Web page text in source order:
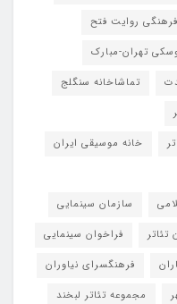
فرهنگی روایت فتح
تهران-مبارک
تماشاخانه سنگلج
خانه موسیقی ایران
سازمان سینمایی
تئاتر
فراخوان سینمایی
فرهنگسرای نیاوران
مجموعه تئاتر لبخند